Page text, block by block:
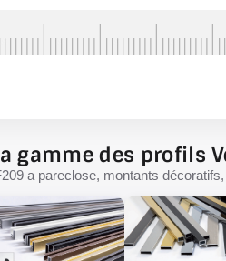
gamme des profils
a pareclose, montants